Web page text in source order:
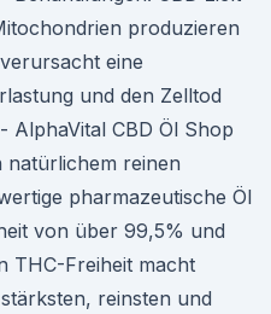
produzieren
eine
und den Zelltod
AlphaVital CBD Öl Shop
natürlichem reinen
pharmazeutische Öl
von über 99,5% und
THC-Freiheit macht
reinsten und